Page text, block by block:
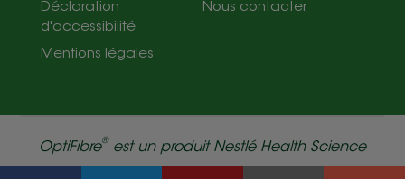
Nous contacter
Mentions légales
Déclaration
d'accessibilité
OptiFibre
®
est un produit Nestlé Health Science